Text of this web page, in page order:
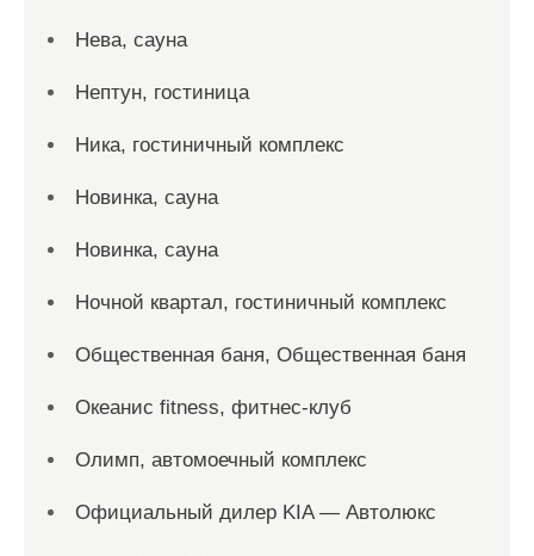
Нева, сауна
Нептун, гостиница
Ника, гостиничный комплекс
Новинка, сауна
Новинка, сауна
Ночной квартал, гостиничный комплекс
Общественная баня, Общественная баня
Океанис fitness, фитнес-клуб
Олимп, автомоечный комплекс
Официальный дилер KIA — Автолюкс